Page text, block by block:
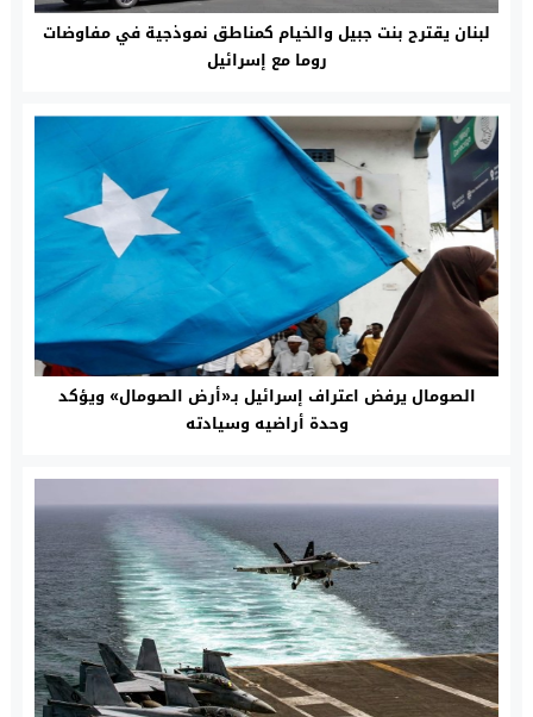
لبنان يقترح بنت جبيل والخيام كمناطق نموذجية في مفاوضات
روما مع إسرائيل
الصومال يرفض اعتراف إسرائيل بـ«أرض الصومال» ويؤكد
وحدة أراضيه وسيادته